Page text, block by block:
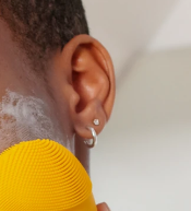
I miei dispositivi
I miei ordini
I miei indirizzi
abbonamenti
Español
Português
Русский
繁體中文